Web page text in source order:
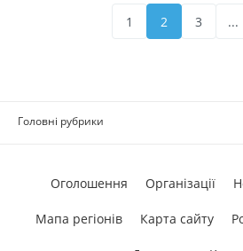
1 2 3 ...
Головні рубрики
Оголошення Організації
Мапа регіонів Карта сайту